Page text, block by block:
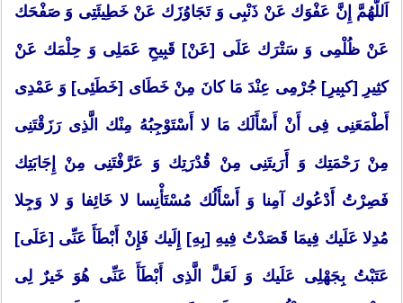
اَللَّهُمَّ إِنَّ عَفْوَك عَنْ ذَنْبِی وَ تَجَاوُزَك عَنْ خَطِیئَتِی وَ صَفْحَك
عَنْ ظُلْمِی وَ سَتْرَك عَلَی [عَنْ] قَبِیحِ عَمَلِی وَ حِلْمَك عَنْ
كثِیرِ [كبِیرِ] جُرْمِی عِنْدَ مَا كانَ مِنْ خَطَای [خَطَئِی] وَ عَمْدِی
أَطْمَعَنِی فِی أَنْ أَسْأَلَك مَا لا أَسْتَوْجِبُهُ مِنْك الَّذِی رَزَقْتَنِی
مِنْ رَحْمَتِك وَ أَرَیتَنِی مِنْ قُدْرَتِك وَ عَرَّفْتَنِی مِنْ إِجَابَتِك
فَصِرْتُ أَدْعُوك آمِنا وَ أَسْأَلُك مُسْتَأْنِسا لا خَائِفا وَ لا وَجِلا
مُدِلا عَلَیك فِیمَا قَصَدْتُ فِیهِ [بِهِ] إِلَیك فَإِنْ أَبْطَأَ عَنِّی [عَلَی]
عَتَبْتُ بِجَهْلِی عَلَیك وَ لَعَلَّ الَّذِی أَبْطَأَ عَنِّی هُوَ خَیرٌ لِی